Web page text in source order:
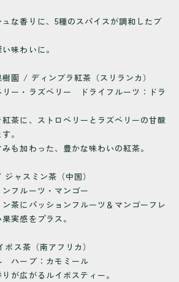
な香りに、5種のスパイスが調和したブ
味わいに。
樹園 / ディンブラ紅茶（スリランカ）
リー・ラズベリー ドライフルーツ：ドラ
茶に、ストロベリーとラズベリーの甘酸
。
も加わった、豊かな味わいの紅茶。
ャスミン茶（中国）
フルーツ・マンゴー
茶にパッションフルーツ＆マンゴーフレ
実感をプラス。
ス茶（南アフリカ）
ハーブ：カモミール
が広がるルイボスティー。